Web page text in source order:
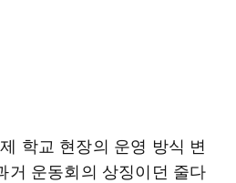
학교 현장의 운영 방식 변
거 운동회의 상징이던 줄다